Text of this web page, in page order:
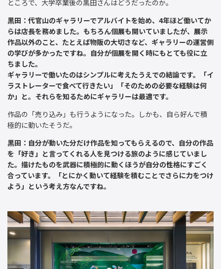
ところで、大学卒業後の黒田さんはどうだったのか。
黒田：代官山のギャラリーでアルバイトを始め、4年ほど働いてか
らは店長を務めました。もちろん個展も開いていましたが、展示
作品以外のこと、たとえば物販の大切さなど、ギャラリーの運営側
の学びが多かったですね。自分が個展を開く時にもとても役に立
ちました。
ギャラリーで働いたのはシンプルに考えたうえでの結論です。「イ
ラストレーターで食べて行きたい」「そのための必要な経験は何
か」と。それらを知るためにギャラリーは最適です。
作品の「売り込み」も行うようになった。しかも、自ら好んで積
極的に動いたそうだ。
黒田：自分が動いた分だけ作品を知ってもらえるので、自分の作品
を「好き」と言ってくれる人を見つける旅のように感じていまし
た。描けたものを武器に積極的に動くほうが自分の性格にすごく
合っています。「とにかく動いて経験を積むことでさらに力をつけ
よう」という考え方なんですね。